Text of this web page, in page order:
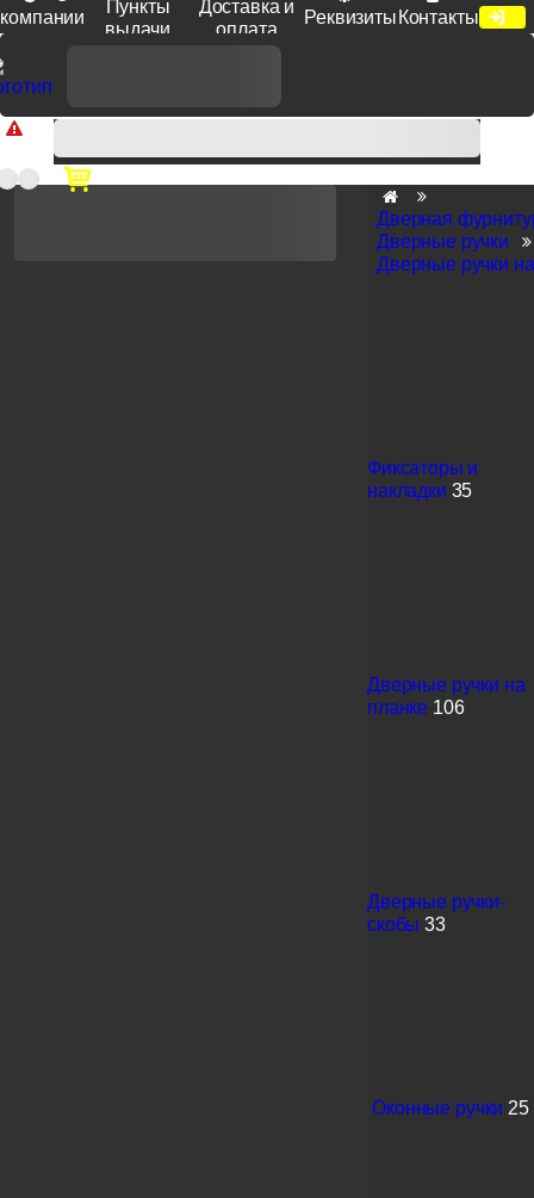
компании
Пункты
выдачи
Доставка и
оплата
Реквизиты Контакты
Доп. скидка от цен на сайте 7% при заказе от 50 тыс. руб
продукции Venezia, Fratelli, Tupai, Extreza, Melodia, Forme при
оплате по счету.
Дверная
Дверные ручки
Дверные ручки на
Фиксаторы и
накладки 35
Дверные ручки на
планке 106
Дверные ручки-
скобы 33
Оконные ручки 25